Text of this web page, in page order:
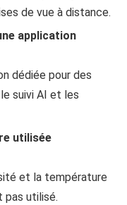
de vue à distance.
application
dédiée pour des
suivi AI et les
utilisée
et la température
pas utilisé.